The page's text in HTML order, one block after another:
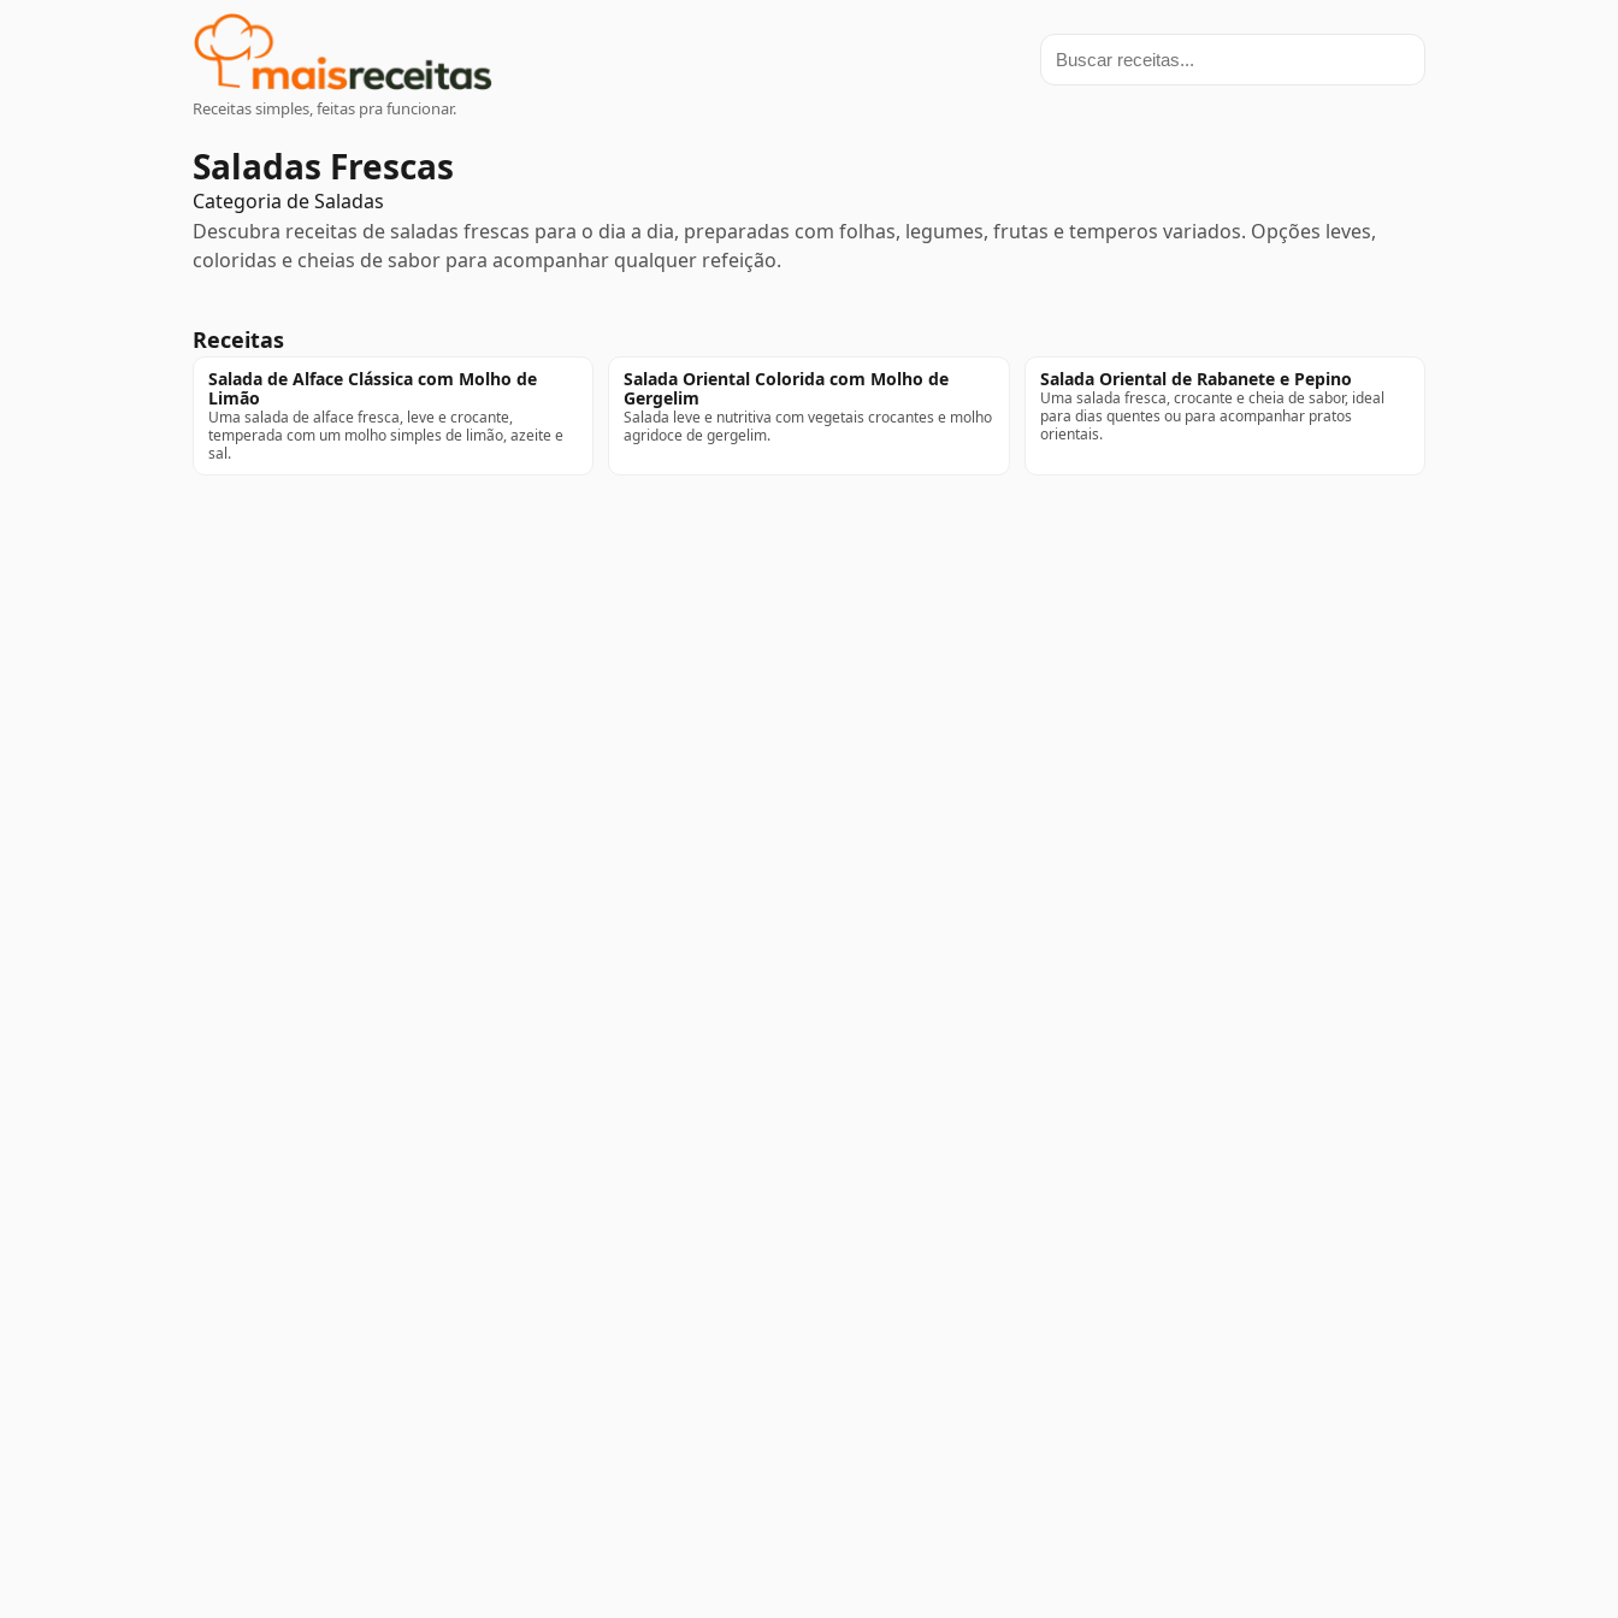
Receitas simples, feitas pra funcionar.
Buscar receitas
Saladas Frescas
Categoria deSaladas
Descubra receitas de saladas frescas para o dia a dia, preparadas com folhas, legumes, frutas e temperos variados. Opções leves,
coloridas e cheias de sabor para acompanhar qualquer refeição.
Receitas
Salada de Alface Clássica com Molho de
Limão
Uma salada de alface fresca, leve e crocante,
temperada com um molho simples de limão, azeite e
sal.
Salada Oriental Colorida com Molho de
Gergelim
Salada leve e nutritiva com vegetais crocantes e molho
agridoce de gergelim.
Salada Oriental de Rabanete e Pepino
Uma salada fresca, crocante e cheia de sabor, ideal
para dias quentes ou para acompanhar pratos
orientais.